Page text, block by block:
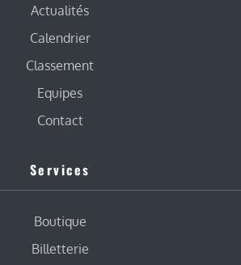
Actualités
Calendrier
Classement
Equipes
Contact
Services
Boutique
Billetterie